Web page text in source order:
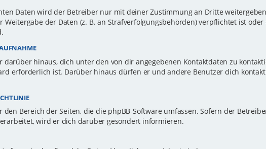
Daten wird der Betreiber nur mit deiner Zustimmung an Dritte
Weitergabe der Daten (z. B. an Strafverfolgungsbehörden) verpflichtet ist
darüber hinaus, dich unter den von dir angegebenen Kontaktdaten zu
erforderlich ist. Darüber hinaus dürfen er und andere Benutzer dich
den Bereich der Seiten, die die phpBB-Software umfassen. Sofern der
wird er dich darüber gesondert informieren.